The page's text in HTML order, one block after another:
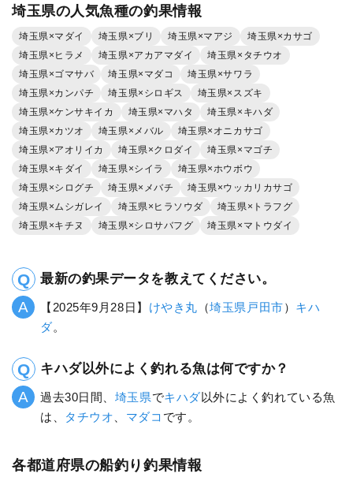
埼玉県の人気魚種の釣果情報
埼玉県×マダイ 埼玉県×ブリ 埼玉県×マアジ
埼玉県×カサゴ
埼玉県×ヒラメ
埼玉県×アカアマダイ
埼玉県×タチウオ
埼玉県×ゴマサバ
埼玉県×マダコ
埼玉県×サワラ
埼玉県×カンパチ
埼玉県×シロギス
埼玉県×スズキ
埼玉県×ケンサキイカ
埼玉県×マハタ
埼玉県×キハダ
埼玉県×カツオ
埼玉県×メバル
埼玉県×オニカサゴ
埼玉県×アオリイカ
埼玉県×クロダイ
埼玉県×マゴチ
埼玉県×キダイ
埼玉県×シイラ
埼玉県×ホウボウ
埼玉県×シログチ
埼玉県×メバチ
埼玉県×ウッカリカサゴ
埼玉県×ムシガレイ
埼玉県×ヒラソウダ
埼玉県×トラフグ
埼玉県×キチヌ
埼玉県×シロサバフグ 埼玉県×マトウダイ
最新の釣果データを教えてください。
【2025年9月28日】 けやき丸 （埼玉県 戸田市） キハ
ダ。
キハダ以外によく釣れる魚は何ですか？
過去30日間、 埼玉県でキハダ以外によく釣れている魚
は、
タチウオ マダコ です。
各都道府県の船釣り釣果情報